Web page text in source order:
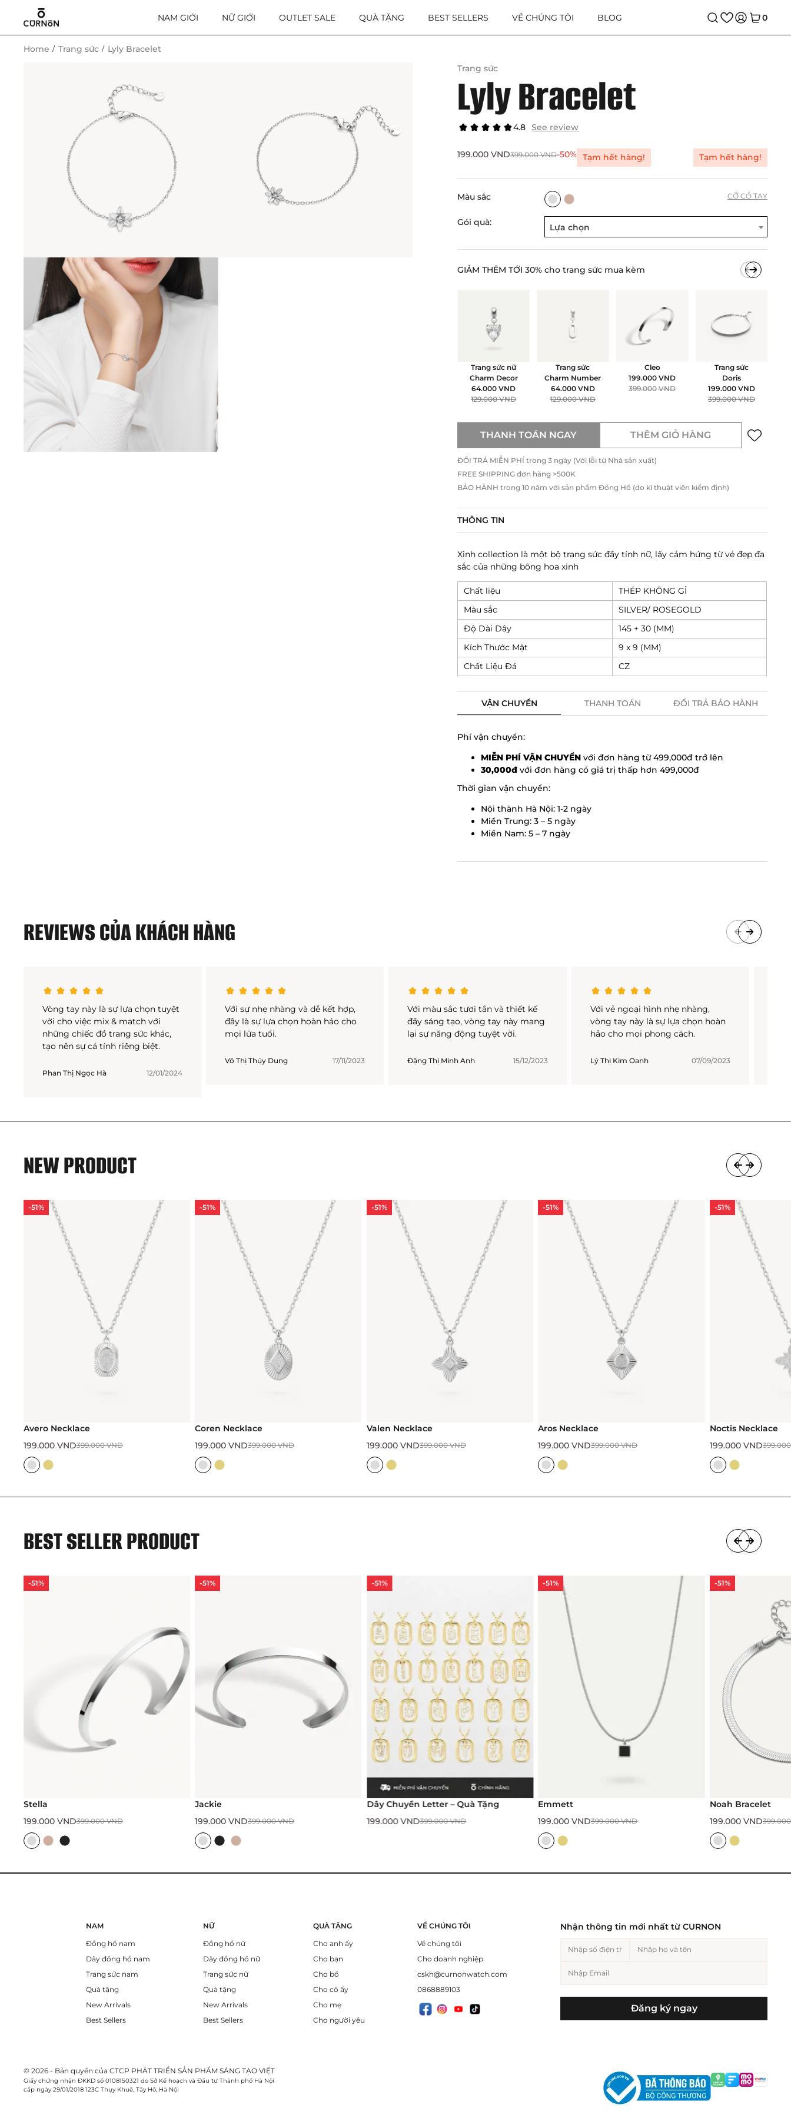
NAM GIỚI NỮ GIỚI OUTLET SALE QUÀ TẶNG BEST SELLERS VỀ CHÚNG TÔI BLOG 0
Home Trang sức
Lyly Bracelet
Trang sức
Lyly Bracelet
4.8 See review
399.000VND
199.000VND -50% Tạm hết hàng! Tạm hết hàng!
Màu sắc CỠ CỔ TAY
Gói quà: Lựa chọn
GIẢM THÊM TỚI 30% cho trang sức mua kèm
Trang sức nữ
Charm Decor
129.000VND
64.000VND
Trang sức
Charm Number
129.000VND
64.000 VND
Cleo
399.000VND
199.000VND
Trang sức
Doris
399.000VND
199.000 VND
THANH TOÁN NGAY THÊM GIỎ HÀNG
ĐỔI TRẢ MIỄN PHÍ trong 3 ngày (Với lỗi từ Nhà sản xuất)
FREE SHIPPING đơn hàng >500K
BẢO HÀNH trong 10 năm với sản phẩm Đồng Hồ (do kĩ thuật viên kiểm định)
THÔNG TIN
Xinh collection là một bộ trang sức đầy tính nữ, lấy cảm hứng từvẻ đẹp đa
sắc của những bông hoa xinh
Chất liệu
THÉP KHÔNG GỈ
Màu sắc
SILVER/ ROSEGOLD
Độ Dài Dây
145 + 30 (MM)
Kích Thước Mặt
9 x 9 (MM)
Chất Liệu Đá
CZ
VẬN CHUYỂN THANH TOÁN ĐỔI TRẢ BẢO HÀNH
Phí vận chuyển:
MIỄN PHÍ VẬN CHUYỂN với đơn hàng từ 499,000đ trở lên
30,000đ với đơn hàng có giá trị thấp hơn 499,000đ
Thời gian vận chuyển:
Nội thành Hà Nội: 1-2 ngày
Miền Trung: 3 – 5 ngày
Miền Nam: 5 – 7 ngày
REVIEWS CỦA KHÁCH HÀNG
Vòng tay này là sự lựa chọn tuyệt
vời cho việc mix & match với
những chiếc đồ trang sức khác,
tạo nên sự cá tính riêng biệt.
Phan Thị Ngọc Hà 12/01/2024
Với sự nhẹ nhàng và dễ kết hợp,
đây là sự lựa chọn hoàn hảo cho
mọi lứa tuổi.
Võ Thị Thúy Dung 17/11/2023
Với màu sắc tươi tắn và thiết kế
đầy sáng tạo, vòng tay này mang
lại sự năng động tuyệt vời.
Đặng Thị Minh Anh 15/12/2023
Với vẻ ngoại hình nhẹ nhàng,
vòng tay này là sự lựa chọn hoàn
hảo cho mọi phong cách.
Lý Thị Kim Oanh 07/09/2023
NEW PRODUCT
-51%
Avero Necklace
399.000VND
199.000 VND
-51%
Coren Necklace
399.000VND
199.000VND
-51%
Valen Necklace
399.000VND
199.000VND
-51%
Aros Necklace
399.000VND
199.000VND
-51%
Noctis Necklace
199.000VND
BEST SELLER PRODUCT
-51%
Stella
399.000VND
199.000 VND
-51%
Jackie
399.000VND
199.000VND
-51%
Dây Chuyền Letter – Quà Tặng
199.000VND399.000VND
-51%
Emmett
399.000VND
199.000VND
-51%
Noah Bracelet
199.000VND
NAM
Đồng hồ nam
Dây đồng hồ nam
Trang sức nam
Quà tặng
New Arrivals
Best Sellers
NỮ
Đồng hồ nữ
Dây đồng hồ nữ
Trang sức nữ
Quà tặng
New Arrivals
Best Sellers
QUÀ TẶNG
Cho anh ấy
Cho bạn
Cho bố
Cho cô ấy
Cho mẹ
Cho người yêu
VỀ CHÚNG TÔI
Về chúng tôi
Cho doanh nghiệp
cskh@curnonwatch.com
0868889103
Nhận thông tin mới nhất từ CURNON
Đăng ký ngay
© 2026 - Bản quyền của CTCP PHÁT TRIỂN SẢN PHẨM SÁNG TẠO VIỆT
Giấy chứng nhận ĐKKD số 0108150321 do Sở Kế hoạch và Đầu tư Thành phố Hà Nội
cấp ngày 29/01/2018 123C Thụy Khuê, Tây Hồ, Hà Nội